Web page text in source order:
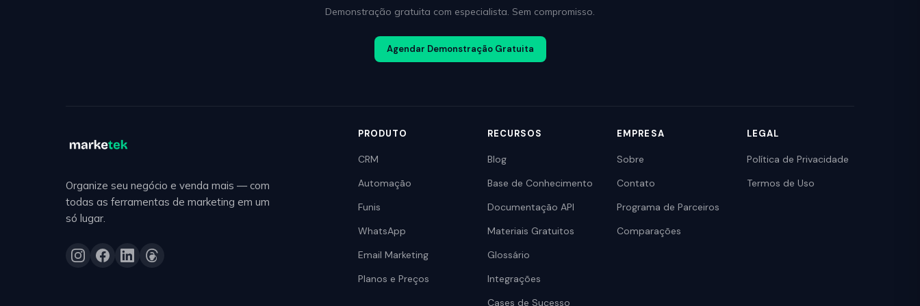
Demonstração gratuita com especialista. Sem compromisso.
Agendar Demonstração Gratuita
Organize seu negócio e venda mais — com
todas as ferramentas de marketing em um
só lugar.
PRODUTO
CRM
Automação
Funis
WhatsApp
Email Marketing
Planos e Preços
RECURSOS
Blog
Base de Conhecimento
Documentação API
Materiais Gratuitos
Glossário
Integrações
Cases de Sucesso
EMPRESA
Sobre
Contato
Programa de Parceiros
Comparações
LEGAL
Política de Privacidade
Termos de Uso